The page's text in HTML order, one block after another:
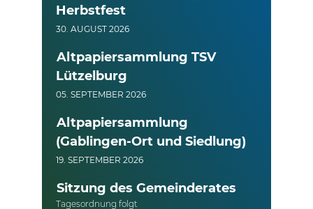
Herbstfest
30. AUGUST 2026
Altpapiersammlung TSV
Lützelburg
05. SEPTEMBER 2026
Altpapiersammlung
(Gablingen-Ort und Siedlung)
19. SEPTEMBER 2026
Sitzung des Gemeinderates
Tagesordnung folgt